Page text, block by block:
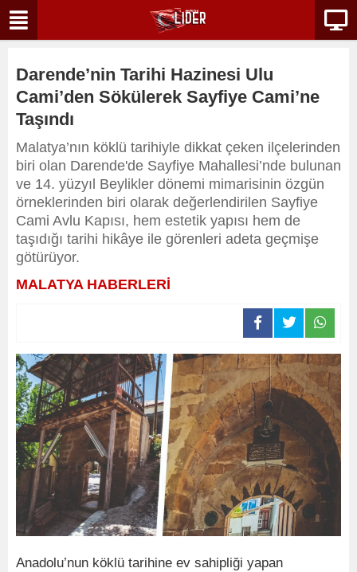
Darende’nin Tarihi Hazinesi Ulu
Cami’den Sökülerek Sayfiye Cami’ne
Taşındı
Malatya’nın köklü tarihiyle dikkat çeken ilçelerinden
biri olan Darende'de Sayfiye Mahallesi’nde bulunan
ve 14. yüzyıl Beylikler dönemi mimarisinin özgün
örneklerinden biri olarak değerlendirilen Sayfiye
Cami Avlu Kapısı, hem estetik yapısı hem de
taşıdığı tarihi hikâye ile görenleri adeta geçmişe
götürüyor.
MALATYA HABERLERİ
Anadolu’nun köklü tarihine ev sahipliği yapan